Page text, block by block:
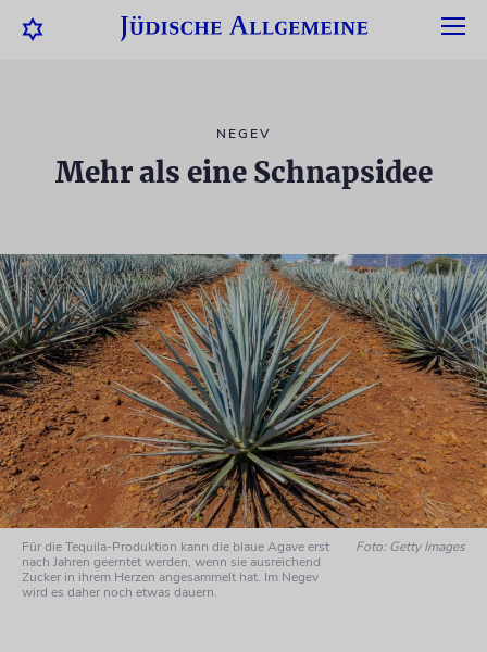
NEGEV
Mehr als eine Schnapsidee
Für die Tequila-Produktion kann die blaue Agave erst
nach Jahren geerntet werden, wenn sie ausreichend
Zucker in ihrem Herzen angesammelt hat. Im Negev
wird es daher noch etwas dauern.
Foto: Getty Images